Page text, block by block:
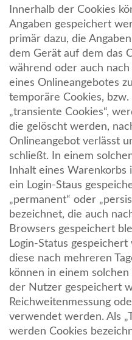
Innerhalb der Cookies
Angaben gespeichert
primär dazu, die
dem Gerät auf dem das
während oder auch
eines Onlineangebotes
temporäre Cookies, bzw.
„transiente Cookies“,
die gelöscht werden,
Onlineangebot verlässt
schließt. In einem
Inhalt eines
ein Login-Staus
„permanent“ oder
bezeichnet, die auch
Browsers gespeichert
Login-Status
diese nach mehreren
können in einem
der Nutzer gespeichert
Reichweitenmessung
verwendet werden. Als
werden Cookies